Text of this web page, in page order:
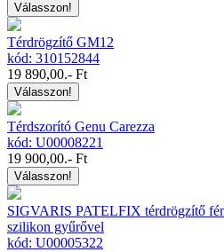
Válasszon!
Térdrögzítő GM12
kód: 310152844
19 890,00.- Ft
Válasszon!
Térdszorító Genu Carezza
kód: U00008221
19 900,00.- Ft
Válasszon!
SIGVARIS PATELFIX térdrögzítő
szilikon gyűrővel
kód: U00005322